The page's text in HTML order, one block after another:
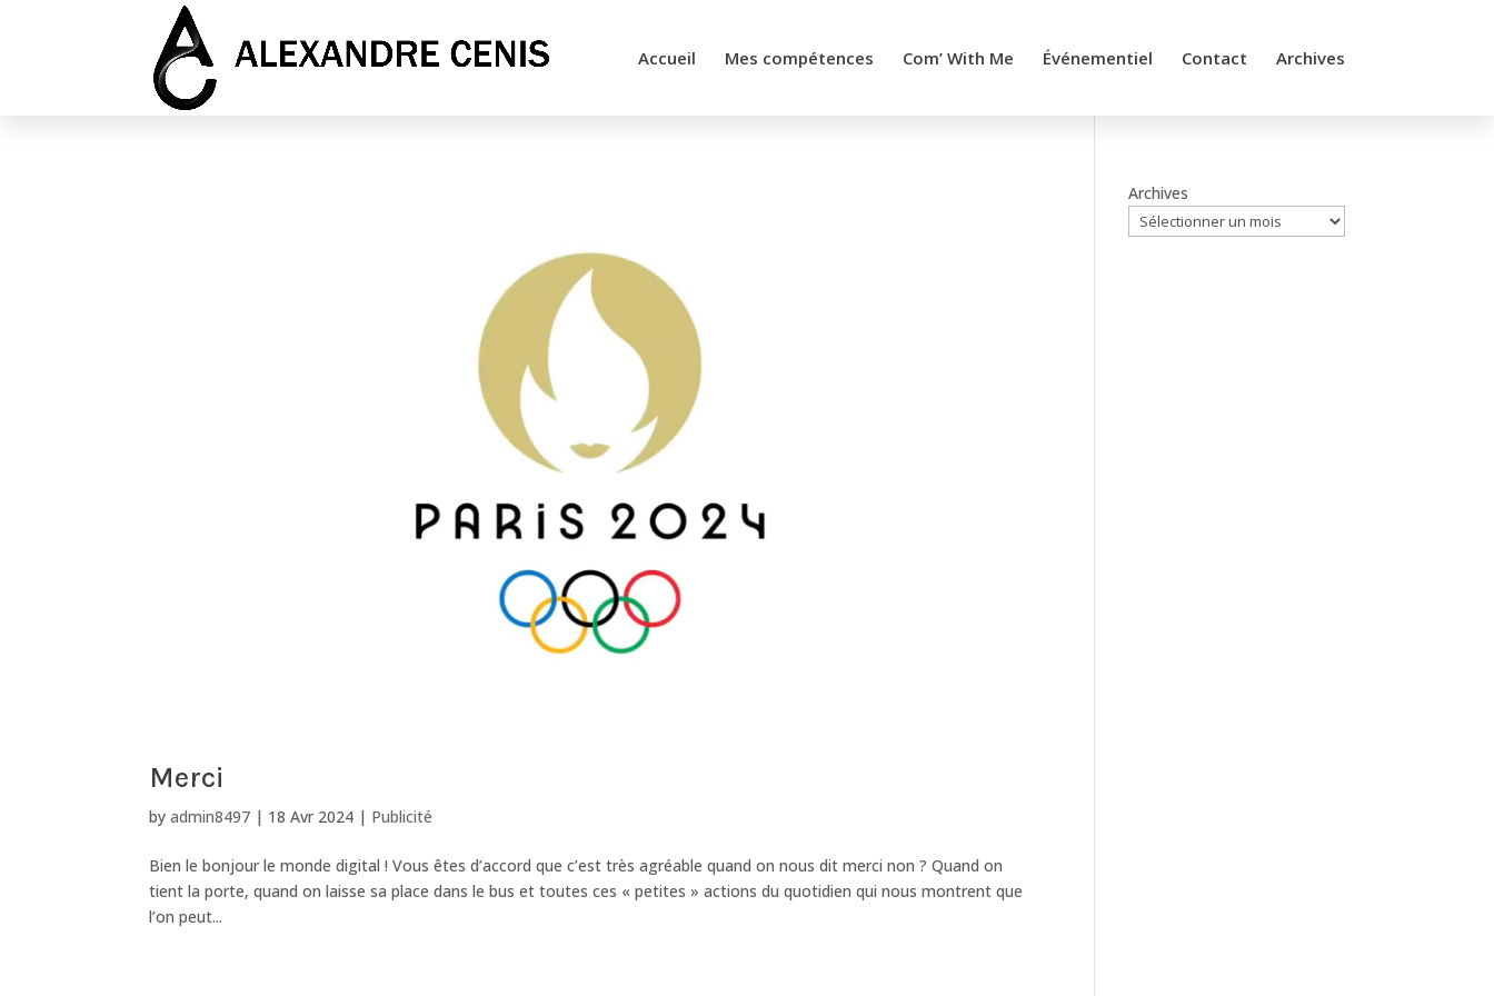
Accueil Mes compétences Com’ With Me Événementiel Contact Archives
Merci
byadmin8497 | 18 Avr 2024 | Publicité
Bien le bonjour le monde digital ! Vous êtes d’accord que c’est très agréable quand on nous dit merci non ? Quand on
tient la porte, quand on laisse sa place dans le bus et toutes ces « petites » actions du quotidien qui nous montrent que
l’on peut...
Archives